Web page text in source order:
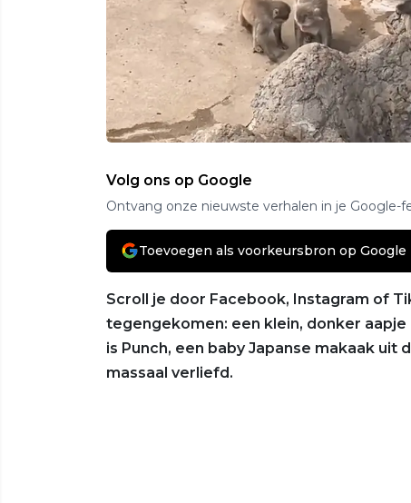
Volg ons op Google
Ontvang onze nieuwste verhalen in je Google-
Toevoegen als voorkeursbron op Google
Scroll je door Facebook, Instagram of
tegengekomen: een klein, donker
is Punch, een baby Japanse makaak uit
massaal verliefd.